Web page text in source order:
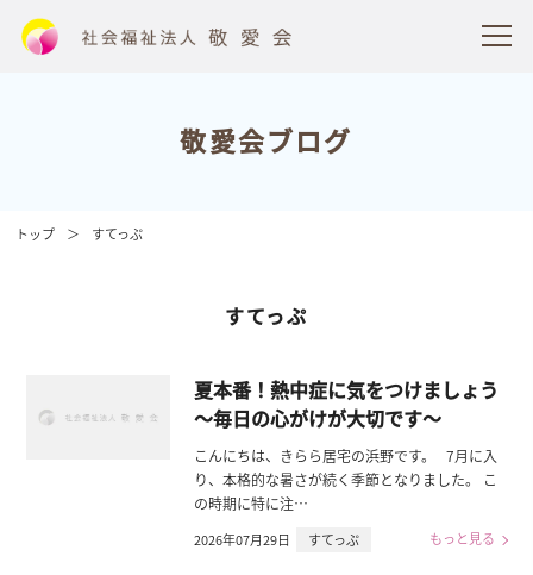
敬愛会ブログ
トップ すてっぷ
すてっぷ
夏本番！熱中症に気をつけましょう
〜毎日の心がけが大切です〜
こんにちは、きらら居宅の浜野です。 7月に入
り、本格的な暑さが続く季節となりました。 こ
の時期に特に注…
2026年07月29日 すてっぷ もっと見る